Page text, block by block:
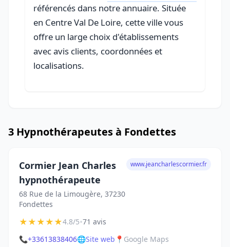
référencés dans notre annuaire. Située
en Centre Val De Loire, cette ville vous
offre un large choix d'établissements
avec avis clients, coordonnées et
localisations.
3 Hypnothérapeutes à Fondettes
Cormier Jean Charles
hypnothérapeute
68 Rue de la Limougère, 37230
Fondettes
www.jeancharlescormier.fr
★★★★★4.8/5•71 avis
📞+33613838406🌐Site web 📍 Google Maps